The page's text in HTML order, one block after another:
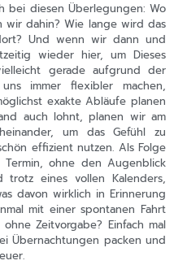
bei diesen Überlegungen: Wo
wir dahin? Wie lange wird das
Und wenn wir dann und
wieder hier, um Dieses
gerade aufgrund der
immer flexibler machen,
exakte Abläufe planen
auch lohnt, planen wir am
um das Gefühl zu
effizient nutzen. Als Folge
ohne den Augenblick
eines vollen Kalenders,
davon wirklich in Erinnerung
mit einer spontanen Fahrt
Zeitvorgabe? Einfach mal
Übernachtungen packen und